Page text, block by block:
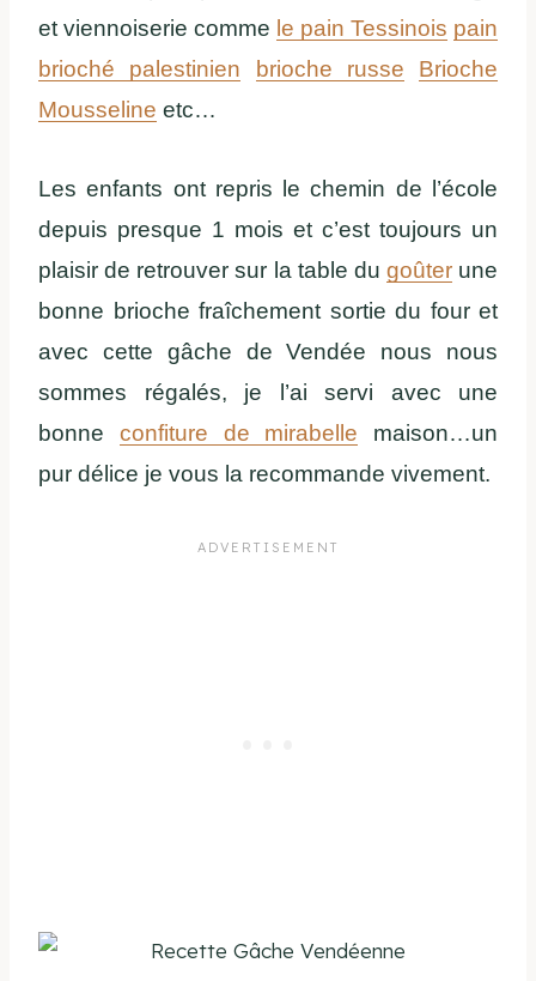
et viennoiserie comme le pain Tessinois pain
brioché palestinien
brioche russe
Brioche
Mousseline etc…
Les enfants ont repris le chemin de l’école
depuis presque 1 mois et c’est toujours un
plaisir de retrouver sur la table du goûterune
bonne brioche fraîchement sortie du four et
avec cette gâche de Vendée nous nous
sommes régalés, je l’ai servi avec une
bonne confiture de mirabelle maison…un
pur délice je vous la recommande vivement.